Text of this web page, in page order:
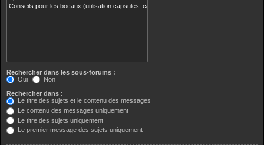
Rechercher dans les sous-forums :
Oui
Non
Rechercher dans :
Le titre des sujets et le contenu des messages
Le contenu des messages uniquement
Le titre des sujets uniquement
Le premier message des sujets uniquement